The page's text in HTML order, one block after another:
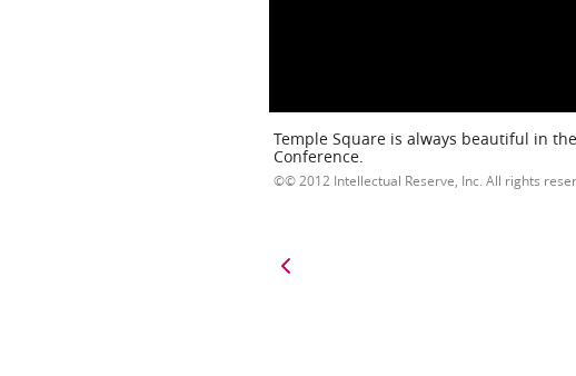
Temple Square is always beautiful in
Conference.
© 2012 Intellectual Reserve, Inc. All rights